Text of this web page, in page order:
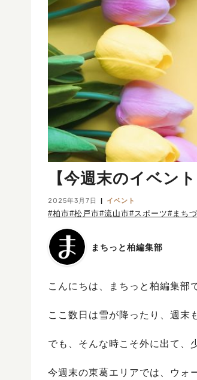
【今週末のイベン
2025年3月7日 イベント
#柏市#松戸市#流山市#スポーツ#まち
まちっと柏編集部
こんにちは、まちっと柏編集部
ここ数日は雪が降ったり、週末
でも、そんな時こそ外に出て、
今週末の東葛エリアでは、ウォ